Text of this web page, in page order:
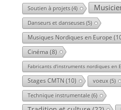
Soutien à projets(4)
Danseurs et danseuses(5)
Musiques Nordiques en Europe
Cinéma (8)
Fabricants d'instruments nordiques en
Stages CMTN (10) voeux(5)
Technique instrumentale(6)